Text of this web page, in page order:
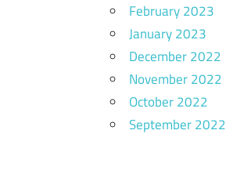
February 2023
January 2023
December 2022
November 2022
October 2022
September 2022